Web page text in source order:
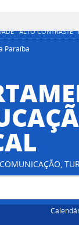
ALTO CONTRASTE
Paraíba